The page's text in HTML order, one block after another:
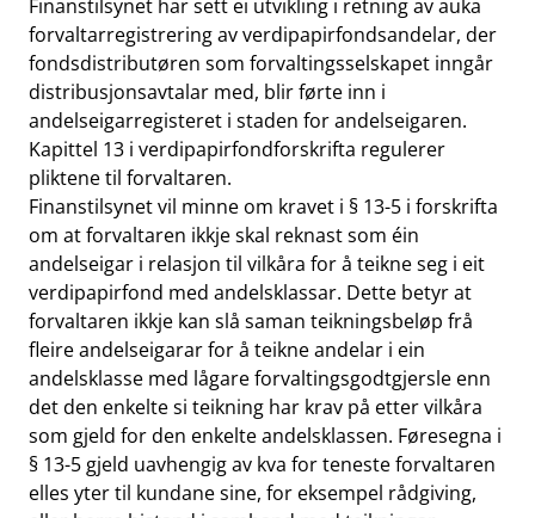
Finanstilsynet har sett ei utvikling i retning av auka
forvaltarregistrering av verdipapirfondsandelar, der
fondsdistributøren som forvaltingsselskapet inngår
distribusjonsavtalar med, blir førte inn i
andelseigarregisteret i staden for andelseigaren.
Kapittel 13 i verdipapirfondforskrifta regulerer
pliktene til forvaltaren.
Finanstilsynet vil minne om kravet i § 13-5 i forskrifta
om at forvaltaren ikkje skal reknast som éin
andelseigar i relasjon til vilkåra for å teikne seg i eit
verdipapirfond med andelsklassar. Dette betyr at
forvaltaren ikkje kan slå saman teikningsbeløp frå
fleire andelseigarar for å teikne andelar i ein
andelsklasse med lågare forvaltingsgodtgjersle enn
det den enkelte si teikning har krav på etter vilkåra
som gjeld for den enkelte andelsklassen. Føresegna i
§ 13-5 gjeld uavhengig av kva for teneste forvaltaren
elles yter til kundane sine, for eksempel rådgiving,